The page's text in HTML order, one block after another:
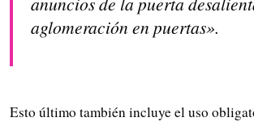
aglomeración en puertas».
Esto último también incluye el uso